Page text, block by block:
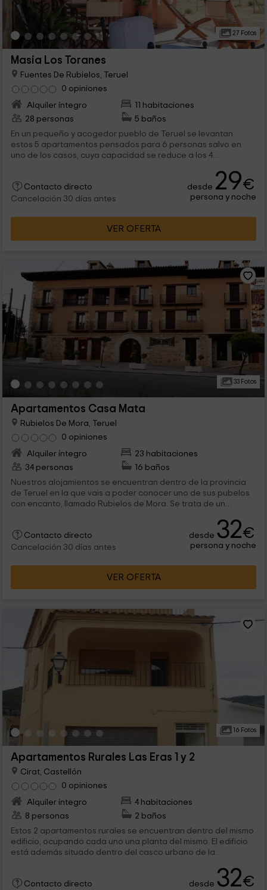
27 Fotos
Masia Los Toranes
Fuentes De Rubielos, Teruel
0 opiniones
Alquiler íntegro
11 habitaciones
28 personas
5 baños
En un pequeño y acogedor pueblo de Teruel se levantan
estos 5 apartamentos pensados para 6 personas salvo en
uno de los casos, cuya capacidad se reduce a los 4
blanco que predomina, rompe con los tonos fuertes de las
paredes, que ponen en cada caso la personalidad de cada
uno de ellos. No te lo pienses más y conoce el paraíso en
Contacto directo
Cancelación 30 días antes
desde 29€
persona y noche
VER OFERTA
33 Fotos
Apartamentos Casa Mata
Rubielos De Mora, Teruel
0 opiniones
Alquiler íntegro
23 habitaciones
34 personas
16 baños
Nuestros alojamientos se encuentran dentro de la provincia
de Teruel en la que vais a poder conocer uno de sus pubelos
con encanto, llamado Rubielos de Mora. Se trata de un
familiares, y los 2 que restan tienen capacidad en el interior
para 2 personas. Las vistas son geniales, así que ¡ven a
visitarnos!
Contacto directo
Cancelación 30 días antes
desde 32€
persona y noche
VER OFERTA
16 Fotos
Apartamentos Rurales Las Eras 1 y 2
Cirat, Castellón
0 opiniones
Alquiler íntegro
4 habitaciones
8 personas
2 baños
Estos 2 apartamentos rurales se encuentran dentro del mismo
edificio, ocupando cada uno una planta del mismo. El edificio
está además situado dentro del casco urbano de la
disfrutar de toda la intimidad y de la belleza del pueblo.
Contacto directo desde 32€